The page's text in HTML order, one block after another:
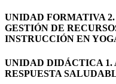
UNIDAD FORMATIVA
GESTIÓN DE
INSTRUCCIÓN EN
UNIDAD DIDÁCTICA 1.
RESPUESTA